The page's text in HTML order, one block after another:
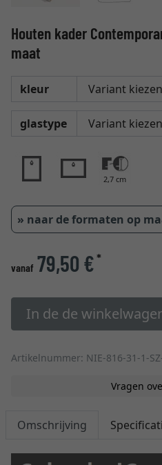
Houten kader
maat
kleur
glastype
2,7 cm
» naar de formaten op
vanaf 79,50 €*
In de de
Artikelnummer: NIE-816-31-1-
Vragen
Omschrijving